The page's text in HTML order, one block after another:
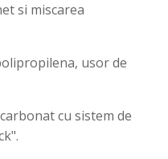
si miscarea
usor de
cu sistem de